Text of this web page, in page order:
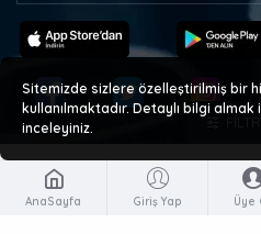
AnaSayfa Giriş Yap Üye
Sitemizde sizlere özelleştirilmiş bir
kullanılmaktadır. Detaylı bilgi almak
inceleyiniz.